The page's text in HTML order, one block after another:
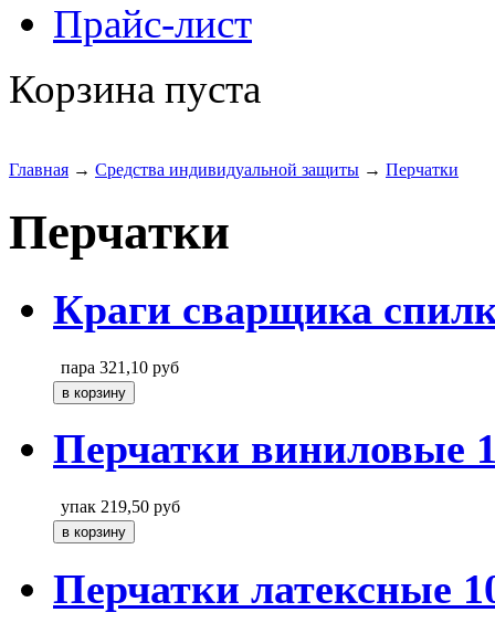
Прайс-лист
Корзина пуста
Главная → Средства индивидуальной защиты → Перчатки
Перчатки
Краги сварщика
пара 321,10 руб
Перчатки виниловые
упак 219,50 руб
Перчатки латексные